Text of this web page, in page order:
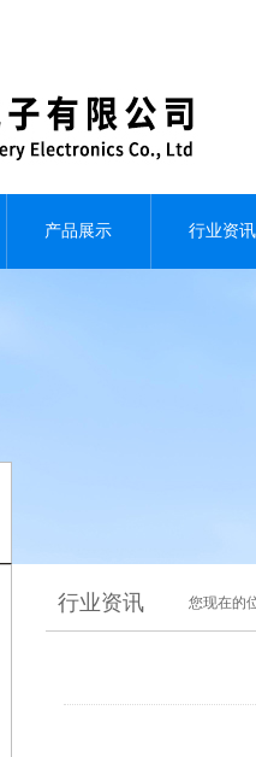
产品展示 行业资讯
行业资讯 您现在的